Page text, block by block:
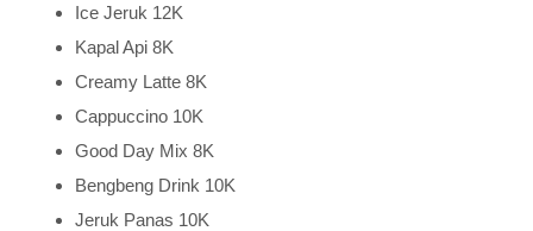
Ice Jeruk 12K
Kapal Api 8K
Creamy Latte 8K
Cappuccino 10K
Good Day Mix 8K
Bengbeng Drink 10K
Jeruk Panas 10K